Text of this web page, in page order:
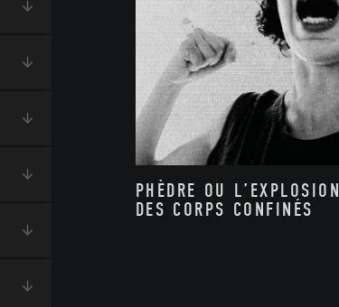
PHÈDRE OU L’EXPLOSION
DES CORPS CONFINÉS